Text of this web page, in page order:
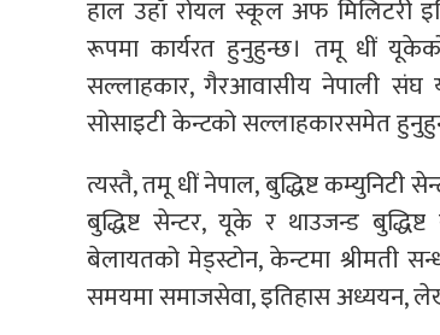
हाल उहाँ रोयल स्कूल अफ मिलिटरी
रूपमा कार्यरत हुनुहुन्छ। तमू धीं
सल्लाहकार, गैरआवासीय नेपाली संघ
सोसाइटी केन्टको सल्लाहकारसमेत
त्यस्तै, तमू धीं नेपाल, बुद्धिष्ट कम्युनिटी
बुद्धिष्ट सेन्टर, यूके र थाउजन्ड
बेलायतको मेड्स्टोन, केन्टमा श्रीमती
समयमा समाजसेवा, इतिहास अध्ययन,